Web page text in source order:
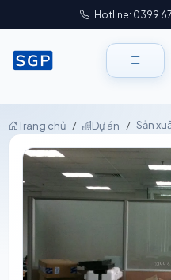
Hotline: 0399
Trang chủ Dự án Sản